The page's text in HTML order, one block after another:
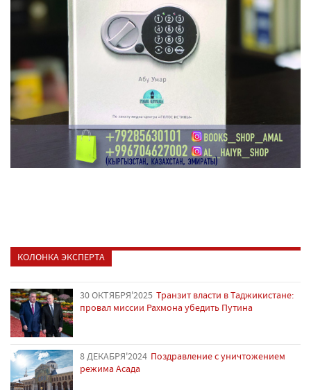
КОЛОНКА ЭКСПЕРТА
30 ОКТЯБРЯ'2025 Транзит власти в Таджикистане:
провал миссии Рахмона убедить Путина
8 ДЕКАБРЯ'2024 Поздравление с уничтожением
режима Асада